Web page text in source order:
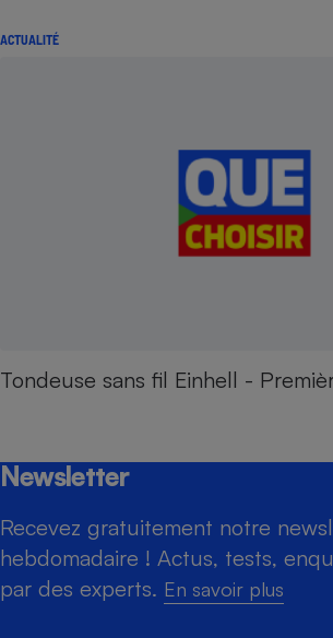
ACTUALITÉ
Tondeuse sans fil Einhell -
Newsletter
Recevez gratuitement notre
hebdomadaire ! Actus, tests,
par des experts. En savoir plus